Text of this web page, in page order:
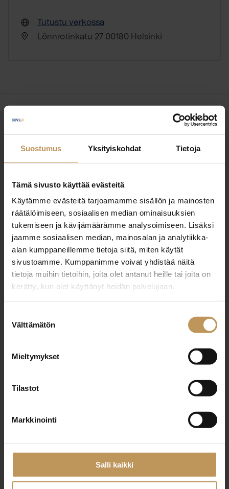
Suostumus Yksityiskohdat Tietoja
Tämä sivusto käyttää evästeitä
Käytämme evästeitä tarjoamamme sisällön ja mainosten
räätälöimiseen, sosiaalisen median ominaisuuksien
tukemiseen ja kävijämäärämme analysoimiseen. Lisäksi
jaamme sosiaalisen median, mainosalan ja analytiikka-
alan kumppaneillemme tietoja siitä, miten käytät
sivustoamme. Kumppanimme voivat yhdistää näitä
tietoja muihin tietoihin, joita olet antanut heille tai joita on
kerätty, kun olet käyttänyt heidän palvelujaan.
valinta
Välttämätön
Mieltymykset
Tilastot
Markkinointi
Salli kaikki
Tutustu verkossa
Lönnrotinkatu 27 00180 Helsinki
OTA YHTEYTTÄ
Miten voin auttaa
Jätä yhteystietosi, niin otan yhteyttä
Hannu Martin
+358503446137
hannu.martin@westhouse.fi
Sähköposti*